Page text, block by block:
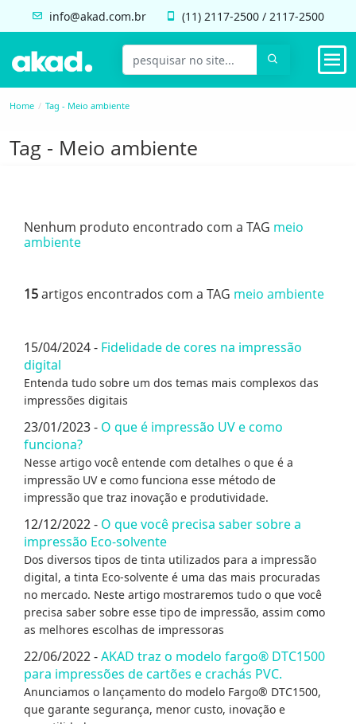
info@akad.com.br (11) 2117-2500 / 2117-2500
Home Tag - Meio ambiente
Tag - Meio ambiente
Nenhum produto encontrado com a TAG meio
ambiente
15artigos encontrados com a TAG meio ambiente
15/04/2024 - Fidelidade de cores na impressão
digital
Entenda tudo sobre um dos temas mais complexos das
impressões digitais
23/01/2023 - O que é impressão UV e como
funciona?
Nesse artigo você entende com detalhes o que é a
impressão UV e como funciona esse método de
impressão que traz inovação e produtividade.
12/12/2022 - O que você precisa saber sobre a
impressão Eco-solvente
Dos diversos tipos de tinta utilizados para a impressão
digital, a tinta Eco-solvente é uma das mais procuradas
no mercado. Neste artigo mostraremos tudo o que você
precisa saber sobre esse tipo de impressão, assim como
as melhores escolhas de impressoras
22/06/2022 -AKAD traz o modelo fargo® DTC1500
para impressões de cartões e crachás PVC.
Anunciamos o lançamento do modelo Fargo® DTC1500,
que garante segurança, menor custo, inovação e